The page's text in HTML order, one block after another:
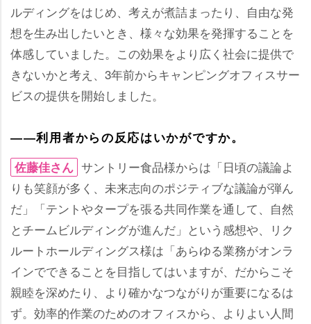
ルディングをはじめ、考えが煮詰まったり、自由な発
想を生み出したいとき、様々な効果を発揮することを
体感していました。この効果をより広く社会に提供で
きないかと考え、3年前からキャンピングオフィスサー
ビスの提供を開始しました。
――利用者からの反応はいかがですか。
佐藤佳さん サントリー食品様からは「日頃の議論よ
りも笑顔が多く、未来志向のポジティブな議論が弾ん
だ」「テントやタープを張る共同作業を通して、自然
とチームビルディングが進んだ」という感想や、リク
ルートホールディングス様は「あらゆる業務がオンラ
インでできることを目指してはいますが、だからこそ
親睦を深めたり、より確かなつながりが重要になるは
ず。効率的作業のためのオフィスから、よりよい人間